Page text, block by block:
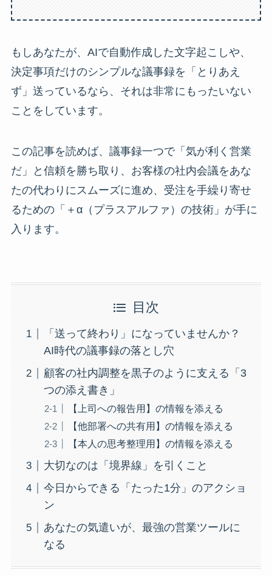
もしあなたが、AIで自動作成した文字起こしや、
決定事項だけのシンプルな議事録を「とりあえ
ず」送っているなら、それは非常にもったいない
ことをしています。
この記事を読めば、議事録一つで「気が利く営業
だ」と信頼を勝ち取り、お客様の社内会議をあな
たの代わりにスムーズに進め、受注を手繰り寄せ
るための「＋α（プラスアルファ）の技術」が手に
入ります。
目次
「送って終わり」になっていませんか？
AI時代の議事録の落とし穴
顧客の社内調整を黒子のように支える「3
つの添え書き」
【上司への報告用】の情報を添える
【他部署への共有用】の情報を添える
【本人の思考整理用】の情報を添える
大切なのは「境界線」を引くこと
今日からできる「たった1分」のアクショ
ン
あなたの気遣いが、最強の営業ツールに
なる